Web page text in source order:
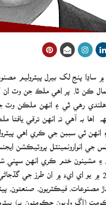
ڪن ٿا. پر اهي ملڪ جن وٽ ان
هلندي رهي ٿي ۽ انهن ملڪن وٽ
اها به آهي ته انهن ترقي
ئي سببن جي ڪري اهي
۽ مشينون ختم ڪري انهن سڀني
سگهجي جنهن ڏس ۾ نومبر2023 ۾ يو اي ايءَ
مصنوعات، فيڪٽريون، صنعتون،